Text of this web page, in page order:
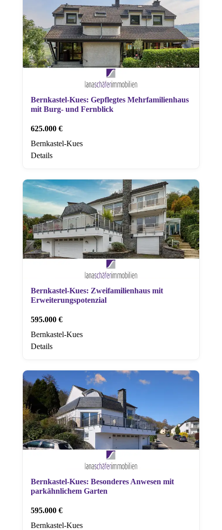
Bernkastel-Kues: Gepflegtes Mehrfamilienhaus
mit Burg- und Fernblick
625.000 €
Bernkastel-Kues
Details
Bernkastel-Kues: Zweifamilienhaus mit
Erweiterungspotenzial
595.000 €
Bernkastel-Kues
Details
Bernkastel-Kues: Besonderes Anwesen mit
parkähnlichem Garten
595.000 €
Bernkastel-Kues